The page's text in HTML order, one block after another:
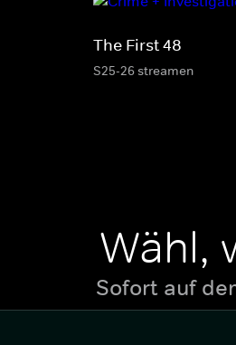
The First 48
S25-26 streamen
Wähl,
Sofort auf